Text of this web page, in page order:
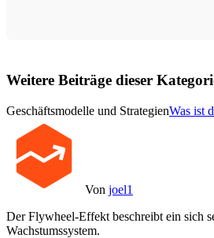
Weitere Beiträge dieser
Geschäftsmodelle und StrategienWas ist
Von joel1
Der Flywheel-Effekt beschreibt ein sich
Wachstumssystem.